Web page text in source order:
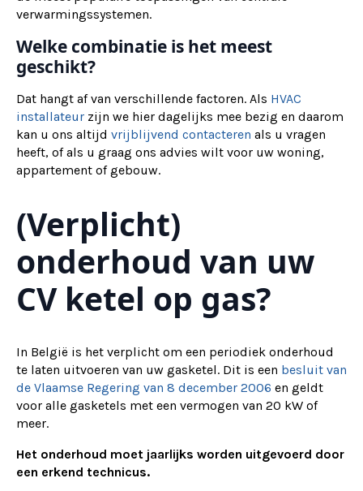
verwarmingssystemen.
Welke combinatie is het meest
geschikt?
Dat hangt af van verschillende factoren. Als HVAC
installateur zijn we hier dagelijks mee bezig en daarom
kan u ons altijd vrijblijvend contacteren als u vragen
heeft, of als u graag ons advies wilt voor uw woning,
appartement of gebouw.
(Verplicht)
onderhoud van uw
CV ketel op gas?
In België is het verplicht om een periodiek onderhoud
te laten uitvoeren van uw gasketel. Dit is een besluit van
de Vlaamse Regering van 8 december 2006 en geldt
voor alle gasketels met een vermogen van 20 kW of
meer.
Het onderhoud moet jaarlijks worden uitgevoerd door
een erkend technicus.